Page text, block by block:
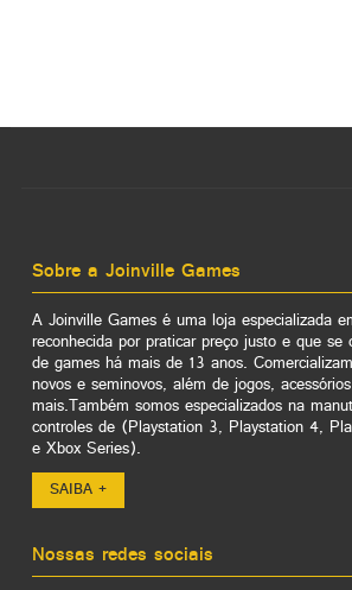
Sobre a Joinville Games
A Joinville Games é uma loja especializada
reconhecida por praticar preço justo e que se
de games há mais de 13 anos.
novos e seminovos, além de jogos,
mais.Também somos especializados na
controles de (Playstation 3, Playstation 4,
e Xbox Series).
SAIBA +
Nossas redes sociais